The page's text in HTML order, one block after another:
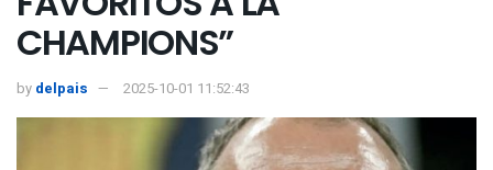
CHAMPIONS”
by delpais 2025-10-01 11:52:43